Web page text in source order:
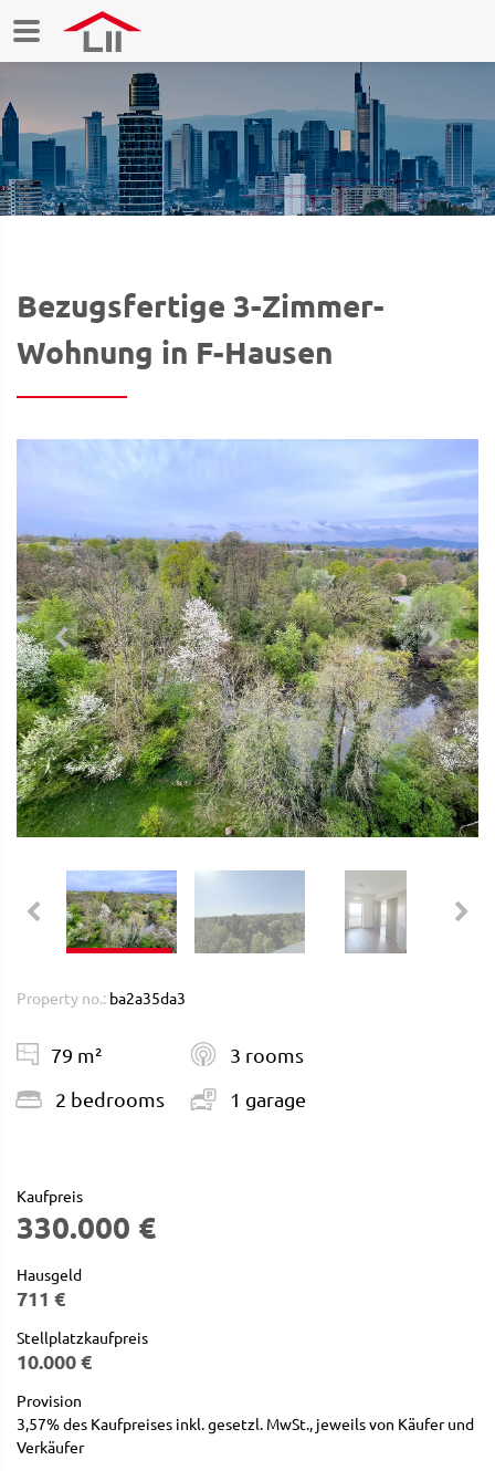
Bezugsfertige 3-Zimmer-
Wohnung in F-Hausen
Property no.: ba2a35da3
79 m²
2 bedrooms
3 rooms
1 garage
Kaufpreis
330.000 €
Hausgeld
711 €
Stellplatzkaufpreis
10.000 €
Provision
3,57% des Kaufpreises inkl. gesetzl. MwSt., jeweils von Käufer und
Verkäufer